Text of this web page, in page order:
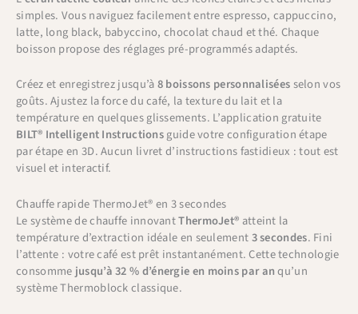
simples. Vous naviguez facilement entre espresso, cappuccino,
latte, long black, babyccino, chocolat chaud et thé. Chaque
boisson propose des réglages pré-programmés adaptés.
Créez et enregistrez jusqu’à8 boissons personnaliséesselon vos
goûts. Ajustez la force du café, la texture du lait et la
température en quelques glissements. L’application gratuite
BILT® Intelligent Instructionsguide votre configuration étape
par étape en 3D. Aucun livret d’instructions fastidieux : tout est
visuel et interactif.
Chauffe rapide ThermoJet® en 3 secondes
Le système de chauffe innovantThermoJet®atteint la
température d’extraction idéale en seulement3 secondes. Fini
l’attente : votre café est prêt instantanément. Cette technologie
consomme jusqu’à 32 % d’énergie en moins par anqu’un
système Thermoblock classique.